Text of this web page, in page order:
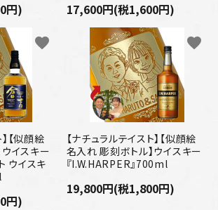
円) 17,600円(税1,600円)
【似顔絵
イスキー
ウイスキ
円)
favorite
【ナチュラルテイスト】【似顔絵
名入れ 彫刻ボトル】ウイスキー
『I.W.HARPER』700ml
19,800円(税1,800円)
favorite